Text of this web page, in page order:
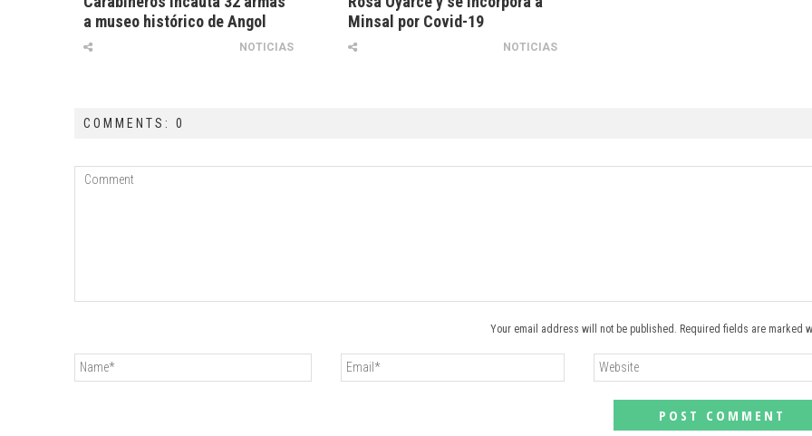
a museo histórico de Angol
NOTICIAS
Minsal por Covid-19
NOTICIAS
COMMENTS: 0
Your email address will not be published. Required fields are marked